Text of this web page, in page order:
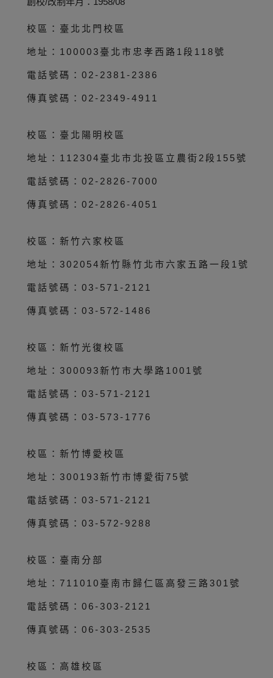
校區：臺北北門校區
地址：100003臺北市忠孝西路1段118號
電話號碼：02-2381-2386
傳真號碼：02-2349-4911
校區：臺北陽明校區
地址：112304臺北市北投區立農街2段155號
電話號碼：02-2826-7000
傳真號碼：02-2826-4051
校區：新竹六家校區
地址：302054新竹縣竹北市六家五路一段1號
電話號碼：03-571-2121
傳真號碼：03-572-1486
校區：新竹光復校區
地址：300093新竹市大學路1001號
電話號碼：03-571-2121
傳真號碼：03-573-1776
校區：新竹博愛校區
地址：300193新竹市博愛街75號
電話號碼：03-571-2121
傳真號碼：03-572-9288
校區：臺南分部
地址：711010臺南市歸仁區高發三路301號
電話號碼：06-303-2121
傳真號碼：06-303-2535
校區：高雄校區